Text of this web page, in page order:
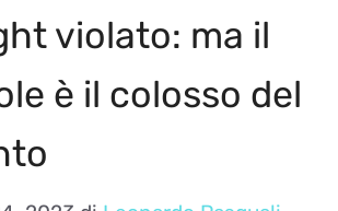
violato: ma il
è il colosso del